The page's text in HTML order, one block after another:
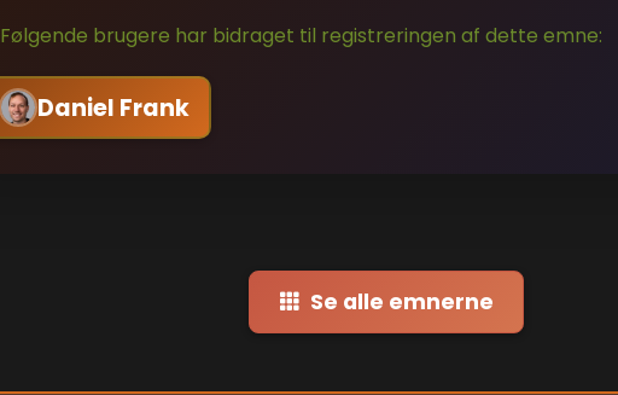
Følgende brugere har bidraget til registreringen af dette emne:
Daniel Frank
Se alle emnerne